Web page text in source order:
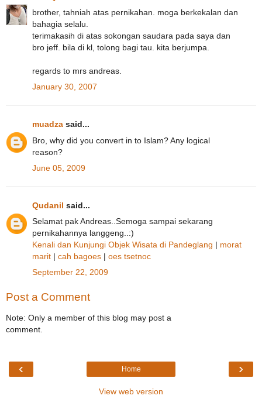
brother, tahniah atas pernikahan. moga berkekalan dan
bahagia selalu.
terimakasih di atas sokongan saudara pada saya dan
bro jeff. bila di kl, tolong bagi tau. kita berjumpa.
regards to mrs andreas.
January 30, 2007
muadza said...
Bro, why did you convert in to Islam? Any logical
reason?
June 05, 2009
Qudanil said...
Selamat pak Andreas..Semoga sampai sekarang
pernikahannya langgeng..:)
Kenali dan Kunjungi Objek Wisata di Pandeglang | morat
marit | cah bagoes | oes tsetnoc
September 22, 2009
Post a Comment
Note: Only a member of this blog may post a
comment.
‹ ›
Home
View web version